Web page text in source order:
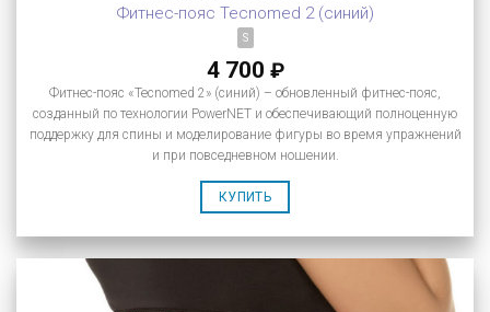
Фитнес-пояс Tecnomed 2 (синий)
S
4 700 ₽
Фитнес-пояс «Tecnomed 2» (синий) – обновленный фитнес-пояс,
созданный по технологии PowerNET и обеспечивающий полноценную
поддержку для спины и моделирование фигуры во время упражнений
и при повседневном ношении.
КУПИТЬ